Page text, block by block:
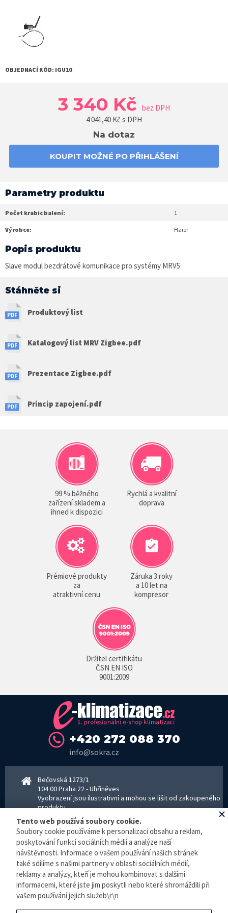
OBJEDNACÍ KÓD: IGU10
3 340 Kč bez DPH
4 041,40 Kč s DPH
Na dotaz
KOUPIT MOŽNÉ PO PŘIHLÁŠENÍ
Parametry produktu
Počet krabic balení: 1
Výrobce: Haier
Popis produktu
Slave modul bezdrátové komunikace pro systémy MRV5
Stáhněte si
Produktový list
Katalogový list MRV Zigbee.pdf
Prezentace Zigbee.pdf
Princip zapojení.pdf
99 % běžného
zařízení skladem a
ihned k dispozici
Rychlá a kvalitní
doprava
Prémiové produkty
za
atraktivní cenu
Záruka 3 roky
a 10 let na
kompresor
Držitel certifikátu
ČSN EN ISO
9001:2009
+420 272 088 370
info@sokra.cz
Bečovská 1273/1
104 00 Praha 22 - Uhříněves
Vyobrazení jsou ilustrativní a mohou se lišit od zakoupeného
produktu.
www.sokra.cz│www.haier-klimatizace.cz
Otevírací doba
Pondělí–Pátek 8–16:30 hodin - kancelář
Pondělí–pátek 8–16:00 hodin - sklad
Zpracování osobních údajů
Tento web používá soubory cookie.
Soubory cookie používáme k personalizaci obsahu a reklam,
poskytování funkcí sociálních médií a analýze naší
návštěvnosti. Informace o vašem používání našich stránek
také sdílíme s našimi partnery v oblasti sociálních médií,
reklamy a analýzy, kteří je mohou kombinovat s dalšími
informacemi, které jste jim poskytli nebo které shromáždili při
vašem používání jejich služeb\r\n